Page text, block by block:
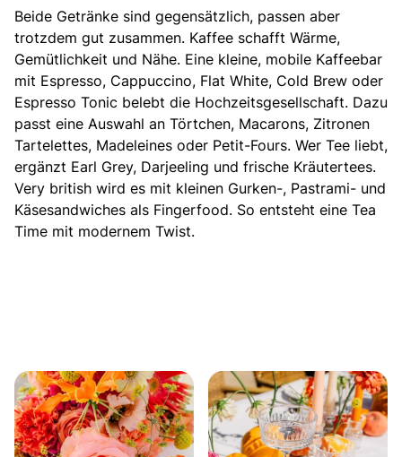
Beide Getränke sind gegensätzlich, passen aber
trotzdem gut zusammen. Kaffee schafft Wärme,
Gemütlichkeit und Nähe. Eine kleine, mobile Kaffeebar
mit Espresso, Cappuccino, Flat White, Cold Brew oder
Espresso Tonic belebt die Hochzeitsgesellschaft. Dazu
passt eine Auswahl an Törtchen, Macarons, Zitronen
Tartelettes, Madeleines oder Petit-Fours. Wer Tee liebt,
ergänzt Earl Grey, Darjeeling und frische Kräutertees.
Very british wird es mit kleinen Gurken-, Pastrami- und
Käsesandwiches als Fingerfood. So entsteht eine Tea
Time mit modernem Twist.